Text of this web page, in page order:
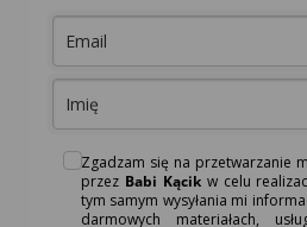
Zgadzam się na przetwarzanie
przez Babi Kącikw celu
tym samym wysyłania mi
darmowych materiałach,